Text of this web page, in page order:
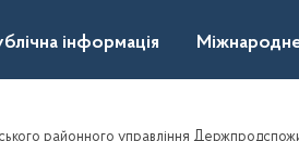
інформація